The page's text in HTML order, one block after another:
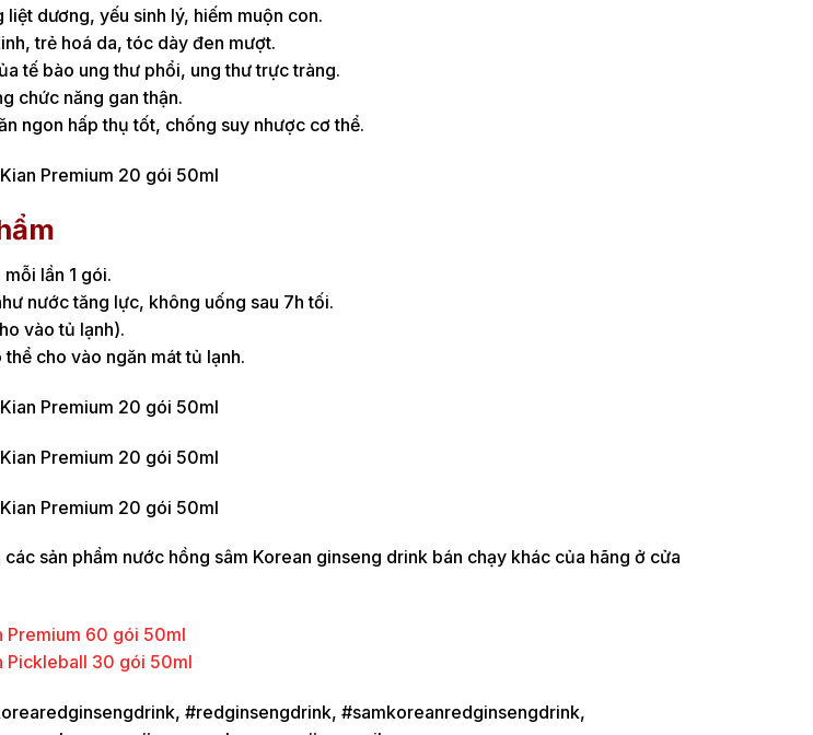
dương, yếu sinh lý, hiếm muộn con.
trẻ hoá da, tóc dày đen mượt.
tế bào ung thư phổi, ung thư trực tràng.
chức năng gan thận.
ngon hấp thụ tốt, chống suy nhược cơ thể.
lần 1 gói.
nước tăng lực, không uống sau 7h tối.
vào tủ lạnh).
cho vào ngăn mát tủ lạnh.
sản phẩm nước hồng sâm Korean ginseng drink bán chạy khác của hãng ở cửa
Premium 60 gói 50ml
Pickleball 30 gói 50ml
#redginsengdrink, #samkoreanredginsengdrink,